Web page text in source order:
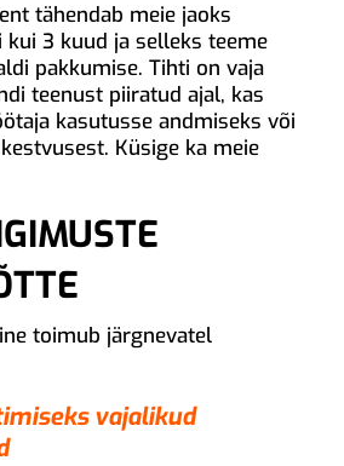
tähendab meie jaoks
3 kuud ja selleks teeme
pakkumise. Tihti on vaja
teenust piiratud ajal, kas
kasutusse andmiseks või
Küsige ka meie
toimub järgnevatel
vajalikud